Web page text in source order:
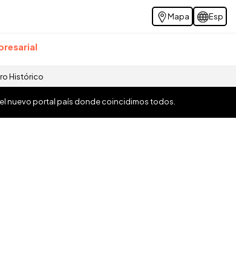
Mapa Esp
Histórico
el nuevo portal país donde coincidimos todos.